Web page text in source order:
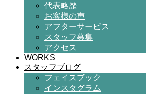
代表略歴
お客様の声
アフターサービス
スタッフ募集
アクセス
WORKS
スタッフブログ
フェイスブック
インスタグラム